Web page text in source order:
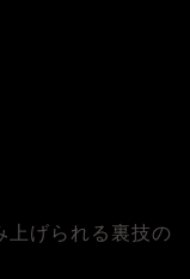
上げられる裏技の